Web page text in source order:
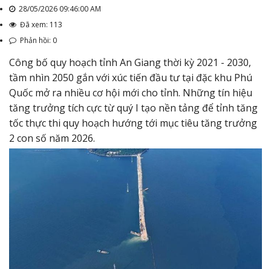
28/05/2026 09:46:00 AM
Đã xem: 113
Phản hồi: 0
Công bố quy hoạch tỉnh An Giang thời kỳ 2021 - 2030,
tầm nhìn 2050 gắn với xúc tiến đầu tư tại đặc khu Phú
Quốc mở ra nhiều cơ hội mới cho tỉnh. Những tín hiệu
tăng trưởng tích cực từ quý I tạo nền tảng để tỉnh tăng
tốc thực thi quy hoạch hướng tới mục tiêu tăng trưởng
2 con số năm 2026.